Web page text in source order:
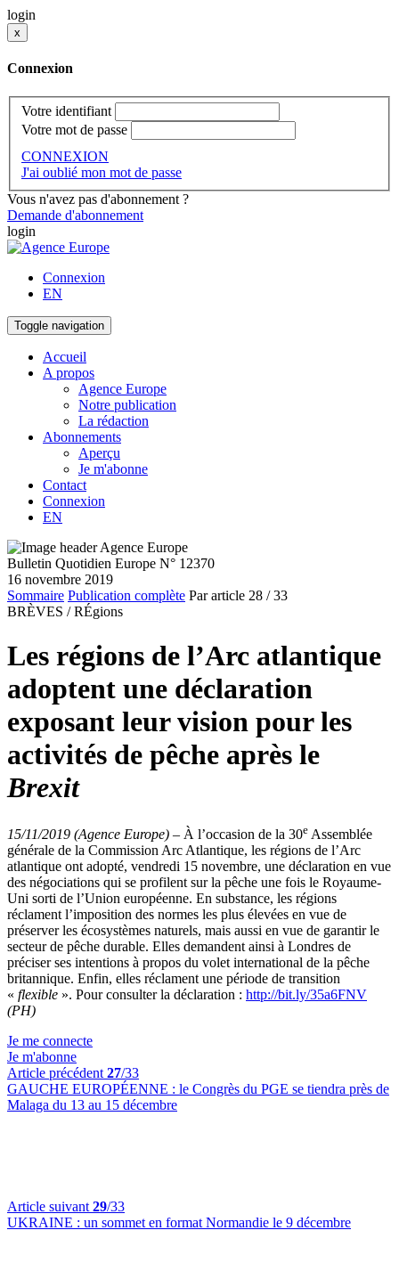
login
x
Connexion
Votre identifiant
Votre mot de passe
CONNEXION
J'ai oublié mon mot de passe
Vous n'avez pas d'abonnement ?
Demande d'abonnement
login
Connexion
EN
Toggle navigation
Accueil
A propos
Agence Europe
Notre publication
La rédaction
Abonnements
Aperçu
Je m'abonne
Contact
Connexion
EN
Bulletin Quotidien Europe N° 12370
16 novembre 2019
Sommaire Publication complète Par article 28 / 33
BRÈVES / RÉgions
Les régions de l’Arc atlantique
adoptent une déclaration
exposant leur vision pour les
activités de pêche après le
Brexit
15/11/2019 (Agence Europe) – À l’occasion de la 30e Assemblée
générale de la Commission Arc Atlantique, les régions de l’Arc
atlantique ont adopté, vendredi 15 novembre, une déclaration en vue
des négociations qui se profilent sur la pêche une fois le Royaume-
Uni sorti de l’Union européenne. En substance, les régions
réclament l’imposition des normes les plus élevées en vue de
préserver les écosystèmes naturels, mais aussi en vue de garantir le
secteur de pêche durable. Elles demandent ainsi à Londres de
préciser ses intentions à propos du volet international de la pêche
britannique. Enfin, elles réclament une période de transition
« flexible ». Pour consulter la déclaration : http://bit.ly/35a6FNV
(PH)
Je me connecte
Je m'abonne
Article précédent 27/33
GAUCHE EUROPÉENNE : le Congrès du PGE se tiendra près de
Malaga du 13 au 15 décembre
Article suivant 29/33
UKRAINE : un sommet en format Normandie le 9 décembre